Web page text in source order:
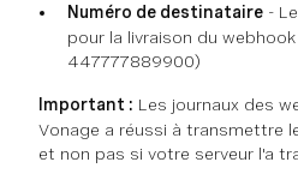
Numéro de destinataire -
pour la livraison du
447777889900)
Important : Les journaux des
Vonage a réussi à transmettre
et non pas si votre serveur l'a